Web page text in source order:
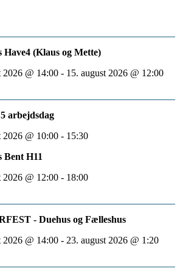
Have4 (Klaus og Mette)
2026 @ 14:00 - 15. august 2026 @ 12:00
arbejdsdag
2026 @ 10:00 - 15:30
Bent H11
2026 @ 12:00 - 18:00
- Duehus og Fælleshus
2026 @ 14:00 - 23. august 2026 @ 1:20